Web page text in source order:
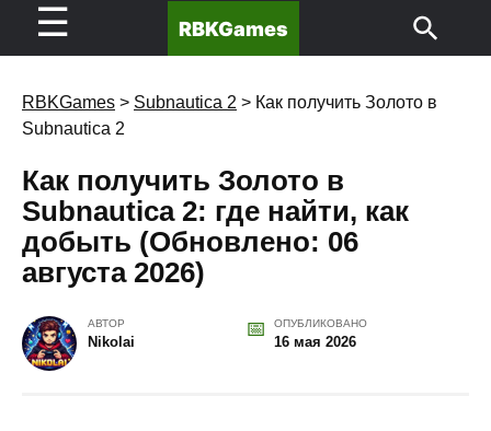
☰ RBKGames
RBKGames > Subnautica 2 > Как получить Золото в
Subnautica 2
Как получить Золото в
Subnautica 2: где найти, как
добыть (Обновлено: 06
августа 2026)
АВТОР
Nikolai
ОПУБЛИКОВАНО
16 мая 2026